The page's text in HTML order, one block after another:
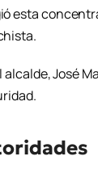
esta
alcalde,José